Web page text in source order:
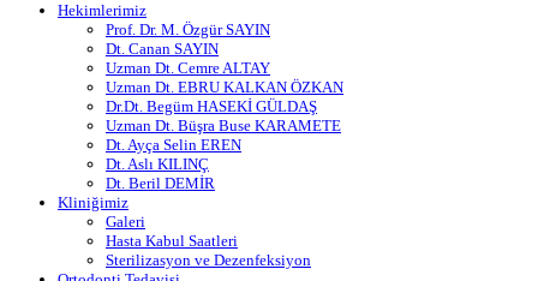
Hekimlerimiz
Prof. Dr. M. Özgür SAYIN
Dt. Canan SAYIN
Uzman Dt. Cemre ALTAY
Uzman Dt. EBRU KALKAN ÖZKAN
Dr.Dt. Begüm HASEKİ GÜLDAŞ
Uzman Dt. Büşra Buse KARAMETE
Dt. Ayça Selin EREN
Dt. Aslı KILINÇ
Dt. Beril DEMİR
Kliniğimiz
Galeri
Hasta Kabul Saatleri
Sterilizasyon ve Dezenfeksiyon